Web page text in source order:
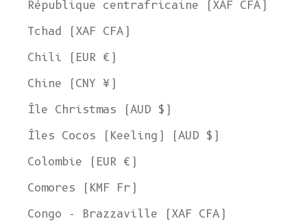
République centrafricaine (XAF CFA)
Tchad (XAF CFA)
Chili (EUR €)
Chine (CNY ¥)
Île Christmas (AUD $)
Îles Cocos (Keeling) (AUD $)
Colombie (EUR €)
Comores (KMF Fr)
Congo - Brazzaville (XAF CFA)